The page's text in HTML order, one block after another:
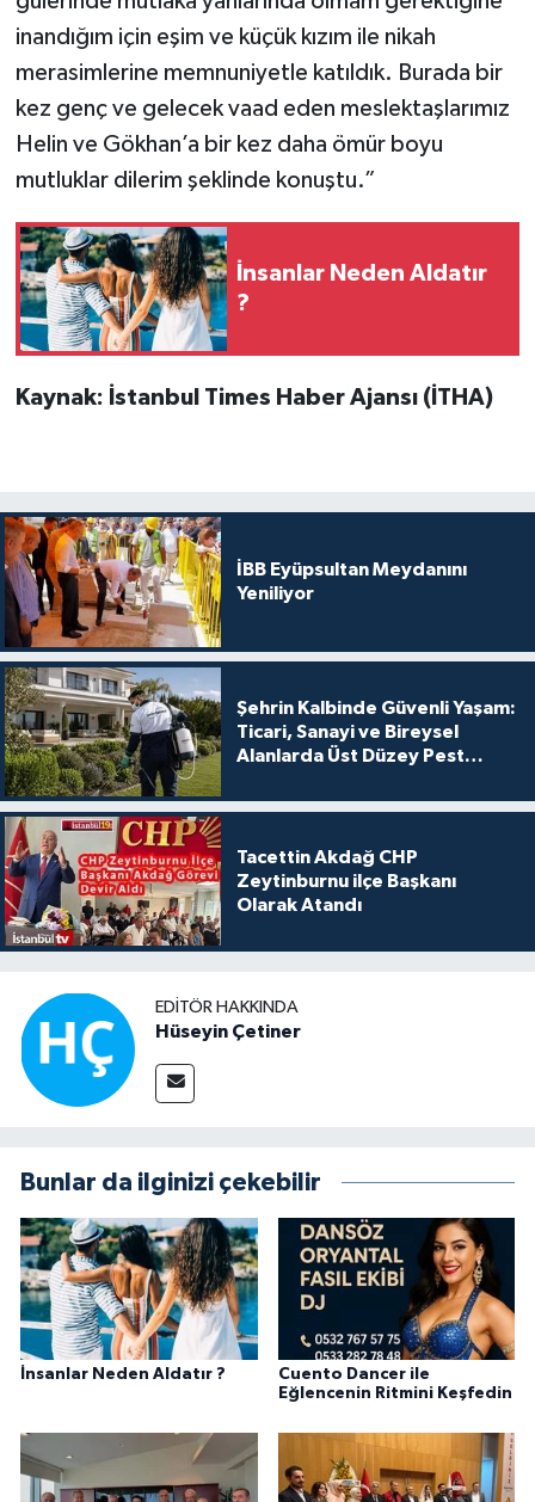
inandığım için eşim ve küçük kızım ile nikah
merasimlerine memnuniyetle katıldık. Burada bir
kez genç ve gelecek vaad eden meslektaşlarımız
Helin ve Gökhan’a bir kez daha ömür boyu
mutluklar dilerim şeklinde konuştu.”
İnsanlar Neden Aldatır
?
Kaynak: İstanbul Times Haber Ajansı (İTHA)
İBB Eyüpsultan Meydanını
Yeniliyor
Şehrin Kalbinde Güvenli Yaşam:
Ticari, Sanayi ve Bireysel
Alanlarda Üst Düzey Pest
Tacettin Akdağ CHP
Zeytinburnu ilçe Başkanı
Olarak Atandı
EDITÖR HAKKINDA
Hüseyin Çetiner
Bunlar da ilginizi çekebilir
İnsanlar Neden Aldatır ?
Cuento Dancer ile
Eğlencenin Ritmini Keşfedin